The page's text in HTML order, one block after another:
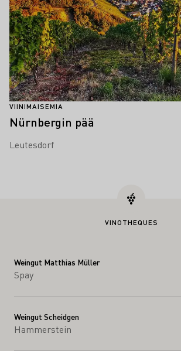
VIINIMAISEMIA
Nürnbergin pää
Leutesdorf
VINOTHEQUES
Weingut Matthias Müller
Spay
Weingut Scheidgen
Hammerstein